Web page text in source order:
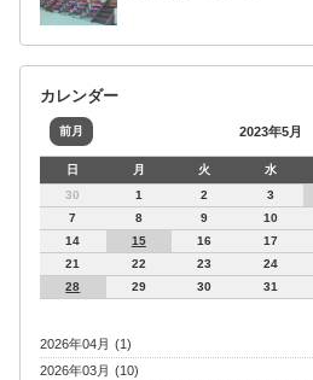
カレンダー
前月 2023年5月
日 月 火 水
30
1 2 3
7
8 9 10
14
15 16 17
21
22 23 24
28
29 30 31
2026年04月 (1)
2026年03月 (10)